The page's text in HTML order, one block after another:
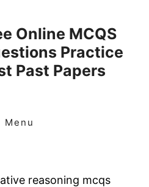
Online MCQS
Practice
Past Papers
Menu
reasoning mcqs